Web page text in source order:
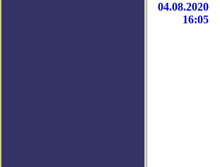
04.08.2020
16:05